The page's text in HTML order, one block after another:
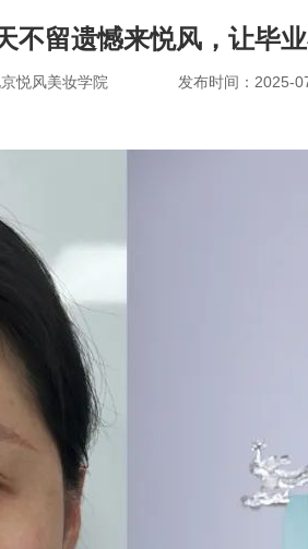
不留遗憾来悦风，让毕
悦风美妆学院 发布时间：2025-